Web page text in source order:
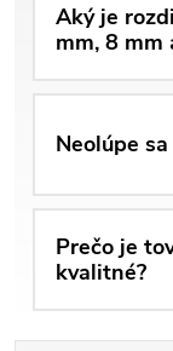
Aký je
mm, 8 mm
Neolúpe
Prečo je
kvalitné?